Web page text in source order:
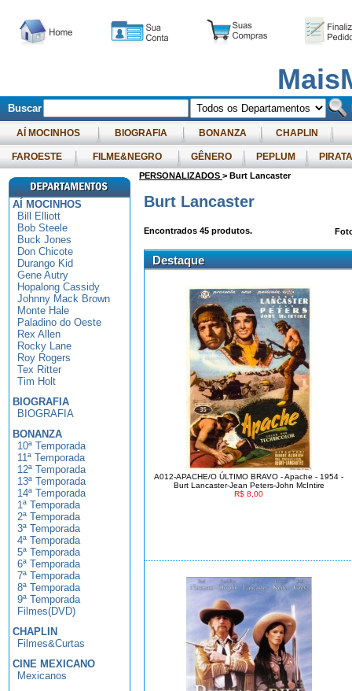
Buscar
AÍ MOCINHOS BIOGRAFIA BONANZA CHAPLIN
FAROESTE FILME&NEGRO GÊNERO PEPLUM
AÍ MOCINHOS
Bill Elliott
Bob Steele
Buck Jones
Don Chicote
Durango Kid
Gene Autry
Hopalong Cassidy
Johnny Mack Brown
Monte Hale
Paladino do Oeste
Rex Allen
Rocky Lane
Roy Rogers
Tex Ritter
Tim Holt
BIOGRAFIA
BIOGRAFIA
BONANZA
10ª Temporada
11ª Temporada
12ª Temporada
13ª Temporada
14ª Temporada
1ª Temporada
2ª Temporada
3ª Temporada
4ª Temporada
5ª Temporada
6ª Temporada
7ª Temporada
8ª Temporada
9ª Temporada
Filmes(DVD)
CHAPLIN
Filmes&Curtas
CINE MEXICANO
Mexicanos
PERSONALIZADOS > Burt Lancaster
Burt Lancaster
Encontrados 45 produtos.
Destaque
A012-APACHE/O ÚLTIMO BRAVO - Apache - 1954 -
Burt Lancaster-Jean Peters-John McIntire
R$ 8,00